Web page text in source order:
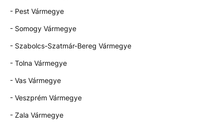
- Pest Vármegye
- Somogy Vármegye
- Szabolcs-Szatmár-Bereg Vármegye
- Tolna Vármegye
- Vas Vármegye
- Veszprém Vármegye
- Zala Vármegye